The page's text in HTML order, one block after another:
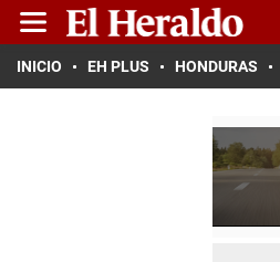
INICIO EH PLUS HONDURAS